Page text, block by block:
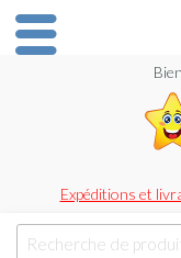
Expéditions et